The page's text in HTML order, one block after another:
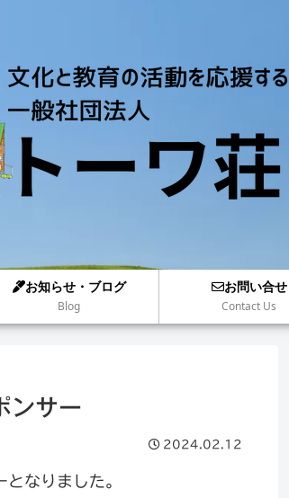
お知らせ・ブログ
Blog
お問い合せ
Contact Us
ンサー
2024.02.12
なりました。